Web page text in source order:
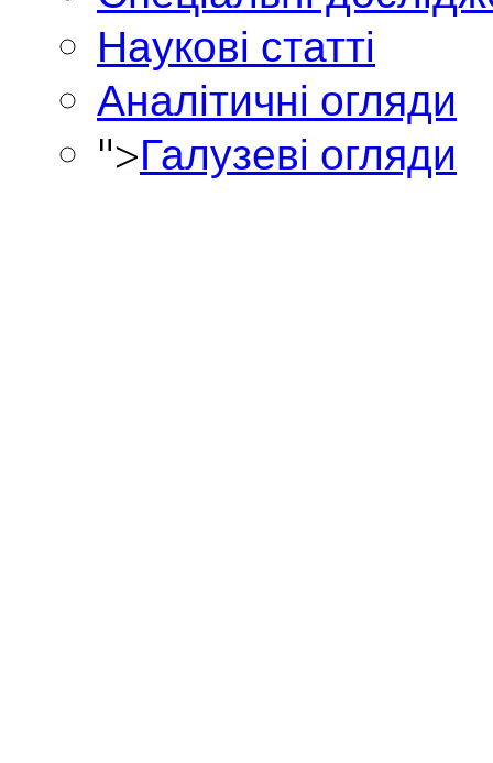
Наукові статті
Аналітичні огляди
">Галузеві огляди